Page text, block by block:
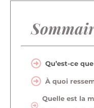
Qu’est-ce
À quoi
Quelle est la